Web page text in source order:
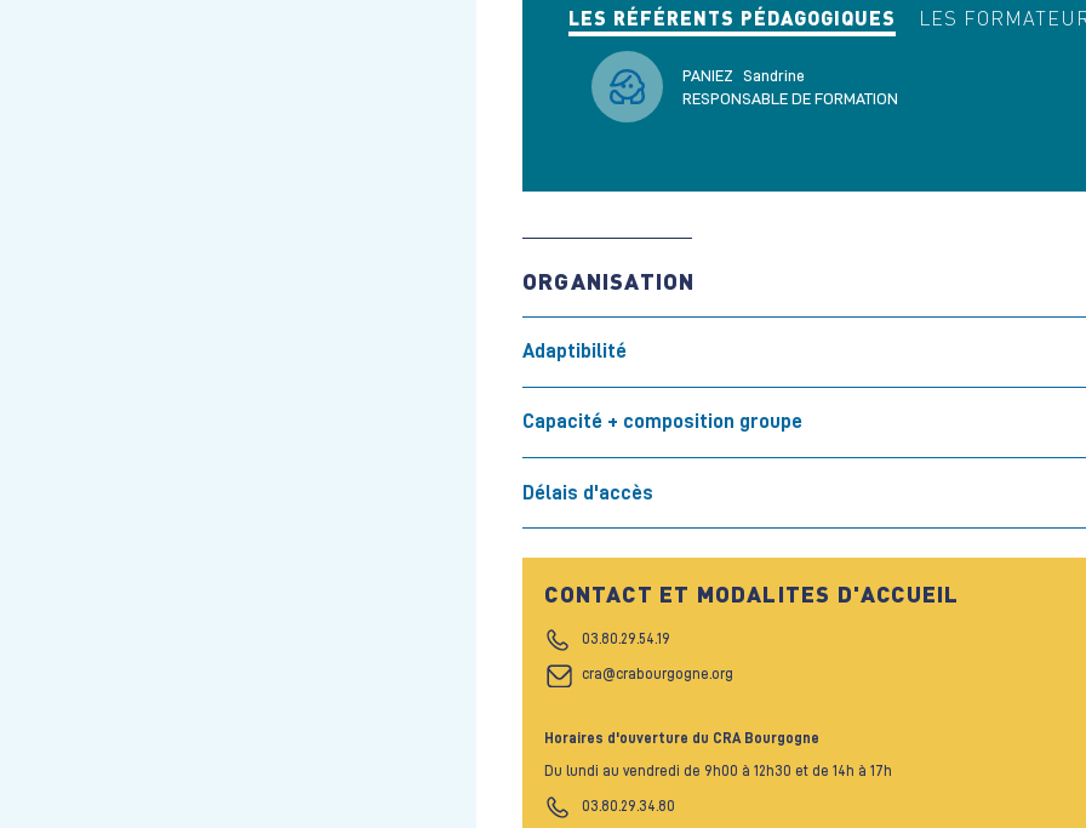
LES RÉFÉRENTS PÉDAGOGIQUES LES
PANIEZ
Sandrine
RESPONSABLE DE FORMATION
ORGANISATION
Adaptibilité
Capacité + composition groupe
Délais d'accès
CONTACT ET MODALITES D'ACCUEIL
03.80.29.54.19
cra@crabourgogne.org
Horaires d'ouverture du CRA Bourgogne
Du lundi au vendredi de 9h00 à 12h30 et de 14h à 17h
03.80.29.34.80